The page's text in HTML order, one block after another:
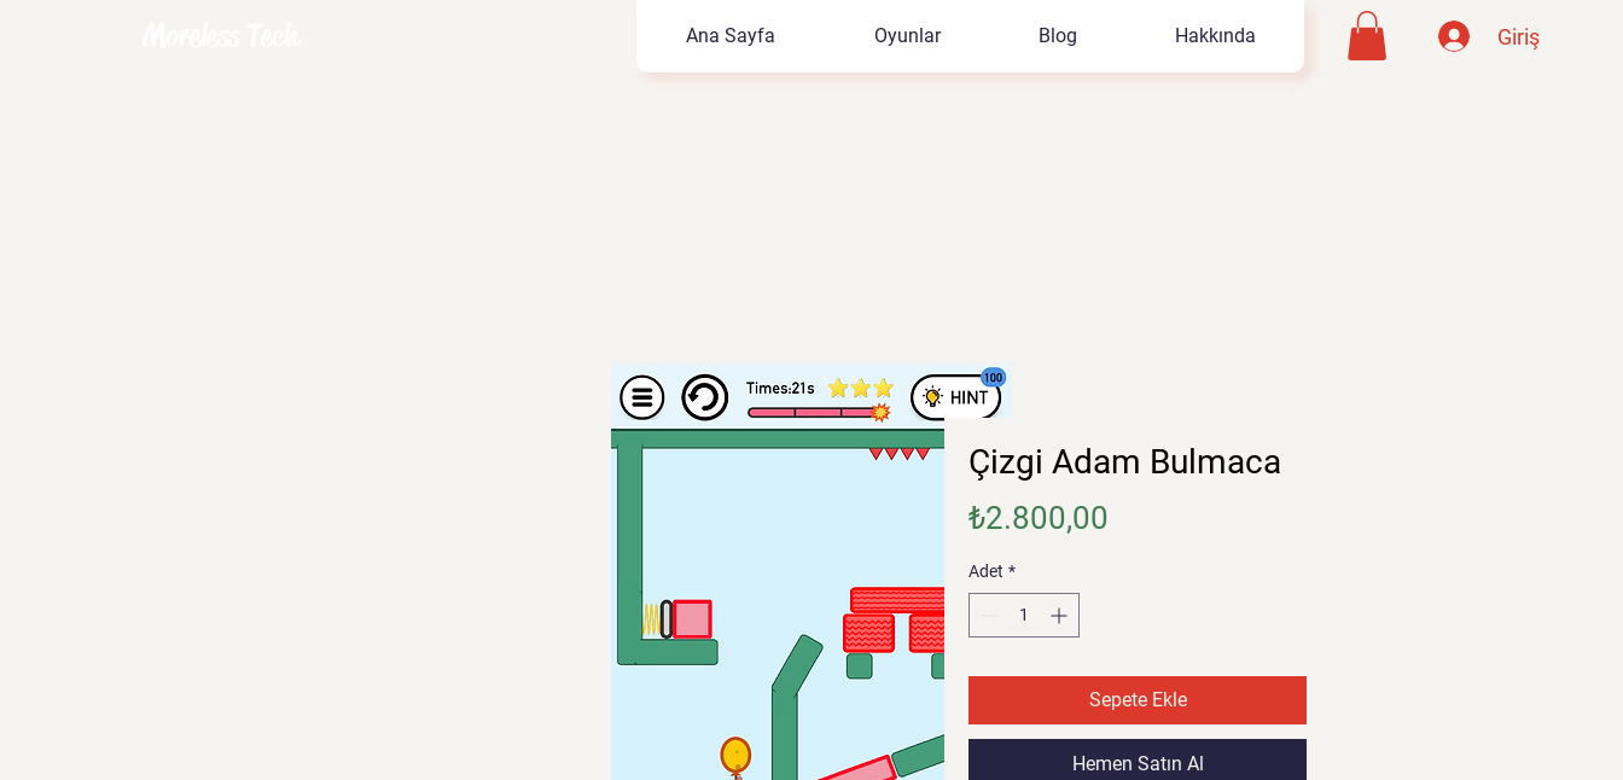
Ana Sayfa Oyunlar Blog Hakkında Giriş
Çizgi Adam Bulmaca
₺2.800,00
Adet *
Sepete Ekle
Hemen Satın Al